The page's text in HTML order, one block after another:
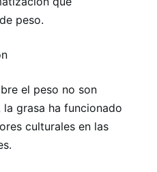
peso.
el peso no son
la grasa ha funcionado
culturales en las